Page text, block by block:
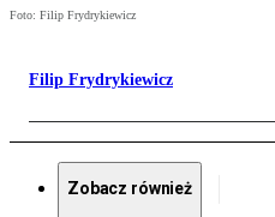
Foto: Filip Frydrykiewicz
Filip Frydrykiewicz
Zobacz również